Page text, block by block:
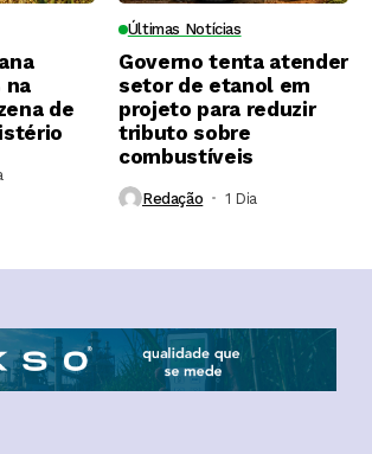
na
de
Últimas Notícias
Governo tenta atender
setor de etanol em
projeto para reduzir
tributo sobre
combustíveis
Redação 1 Dia ⁮